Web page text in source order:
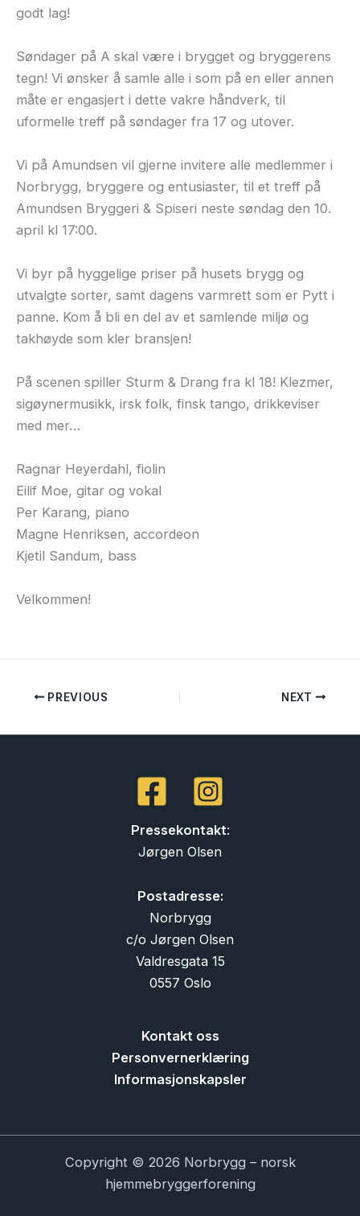
godt lag!
Søndager på A skal være i brygget og bryggerens
tegn! Vi ønsker å samle alle i som på en eller annen
måte er engasjert i dette vakre håndverk, til
uformelle treff på søndager fra 17 og utover.
Vi på Amundsen vil gjerne invitere alle medlemmer i
Norbrygg, bryggere og entusiaster, til et treff på
Amundsen Bryggeri & Spiseri neste søndag den 10.
april kl 17:00.
Vi byr på hyggelige priser på husets brygg og
utvalgte sorter, samt dagens varmrett som er Pytt i
panne. Kom å bli en del av et samlende miljø og
takhøyde som kler bransjen!
På scenen spiller Sturm & Drang fra kl 18! Klezmer,
sigøynermusikk, irsk folk, finsk tango, drikkeviser
med mer…
Ragnar Heyerdahl, fiolin
Eilif Moe, gitar og vokal
Per Karang, piano
Magne Henriksen, accordeon
Kjetil Sandum, bass
Velkommen!
PREVIOUS NEXT
Pressekontakt:
Jørgen Olsen
Postadresse:
Norbrygg
c/o Jørgen Olsen
Valdresgata 15
0557 Oslo
Kontakt oss
Personvernerklæring
Informasjonskapsler
Copyright © 2026 Norbrygg – norsk
hjemmebryggerforening